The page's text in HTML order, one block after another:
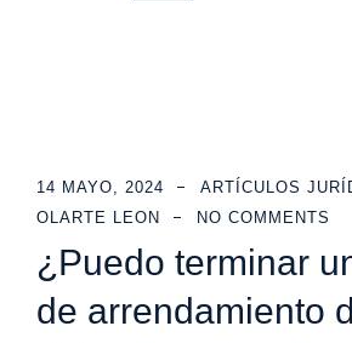
14 MAYO, 2024
ARTÍCULOS
OLARTE LEON
NO COMMENTS
¿Puedo terminar
de arrendamiento